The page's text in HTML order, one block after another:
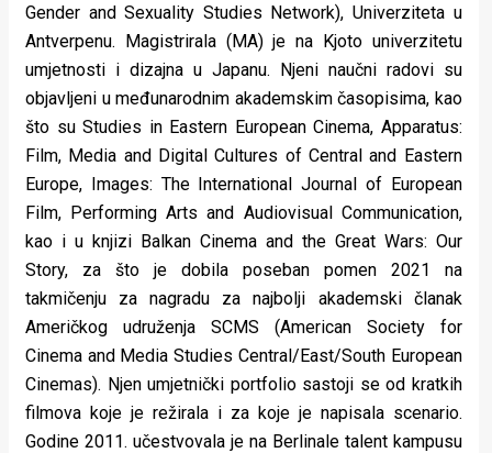
Gender and Sexuality Studies Network), Univerziteta u
Antverpenu. Magistrirala (MA) je na Kjoto univerzitetu
umjetnosti i dizajna u Japanu. Njeni naučni radovi su
objavljeni u međunarodnim akademskim časopisima, kao
što su Studies in Eastern European Cinema, Apparatus:
Film, Media and Digital Cultures of Central and Eastern
Europe, Images: The International Journal of European
Film, Performing Arts and Audiovisual Communication,
kao i u knjizi Balkan Cinema and the Great Wars: Our
Story, za što je dobila poseban pomen 2021 na
takmičenju za nagradu za najbolji akademski članak
Američkog udruženja SCMS (American Society for
Cinema and Media Studies Central/East/South European
Cinemas). Njen umjetnički portfolio sastoji se od kratkih
filmova koje je režirala i za koje je napisala scenario.
Godine 2011. učestvovala je na Berlinale talent kampusu